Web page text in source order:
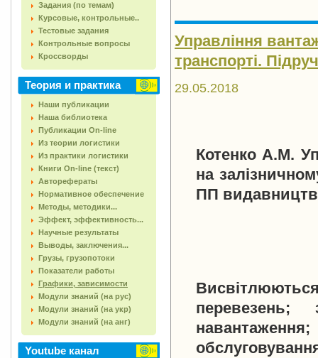
Задания (по темам)
Курсовые, контрольные..
Тестовые задания
Контрольные вопросы
Кроссворды
Теория и практика
Наши публикации
Наша библиотека
Публикации On-line
Из теории логистики
Из практики логистики
Книги On-line (текст)
Авторефераты
Нормативное обеспечение
Методы, методики...
Эффект, эффективность...
Научные результаты
Выводы, заключения...
Грузы, грузопотоки
Показатели работы
Графики, зависимости
Модули знаний (на рус)
Модули знаний (на укр)
Модули знаний (на анг)
Youtube канал
Управління
транспорті.
29.05.2018
Котенко A.M.
на
ПП
перевезень;